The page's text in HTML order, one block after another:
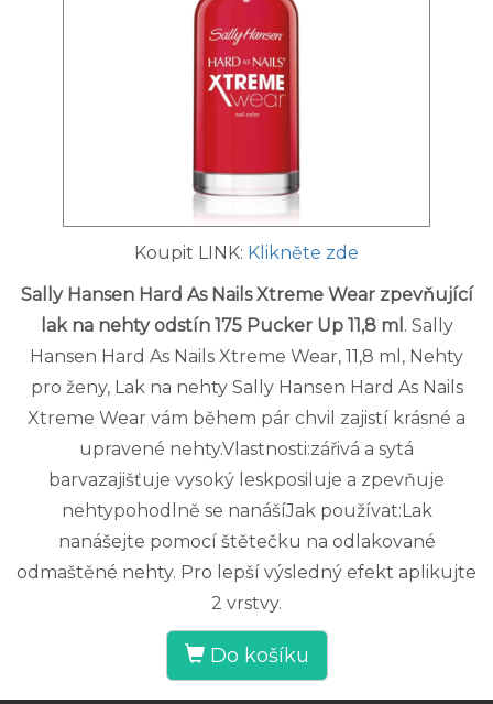
Koupit LINK: Klikněte zde
Sally Hansen Hard As Nails Xtreme Wear zpevňující
lak na nehty odstín 175 Pucker Up 11,8 ml . Sally
Hansen Hard As Nails Xtreme Wear, 11,8 ml, Nehty
pro ženy, Lak na nehty Sally Hansen Hard As Nails
Xtreme Wear vám během pár chvil zajistí krásné a
upravené nehty.Vlastnosti:zářivá a sytá
barvazajišťuje vysoký leskposiluje a zpevňuje
nehtypohodlně se nanášíJak používat:Lak
nanášejte pomocí štětečku na odlakované
odmaštěné nehty. Pro lepší výsledný efekt aplikujte
2 vrstvy.
Do košíku